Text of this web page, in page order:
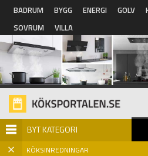
Hoppa till huvudinnehåll
BADRUM BYGG ENERGI GOLV
SOVRUM
VILLA
BYT KATEGORI
KÖKSINREDNINGAR